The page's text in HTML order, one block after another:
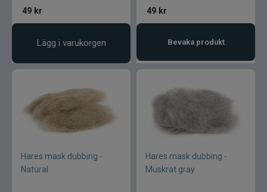
49 kr
Lägg i varukorgen
49 kr
Bevaka produkt
Hares mask dubbing -
Natural
Hares mask dubbing -
Muskrat gray